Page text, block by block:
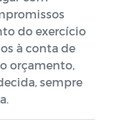
do exercício
à conta de
orçamento,
sempre